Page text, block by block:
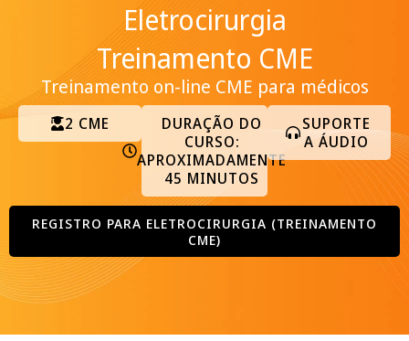
Eletrocirurgia
Treinamento CME
Treinamento on-line CME para médicos
2 CME
DURAÇÃO DO
CURSO:
APROXIMADAMENTE
45 MINUTOS
SUPORTE
A ÁUDIO
REGISTRO PARA ELETROCIRURGIA (TREINAMENTO
CME)